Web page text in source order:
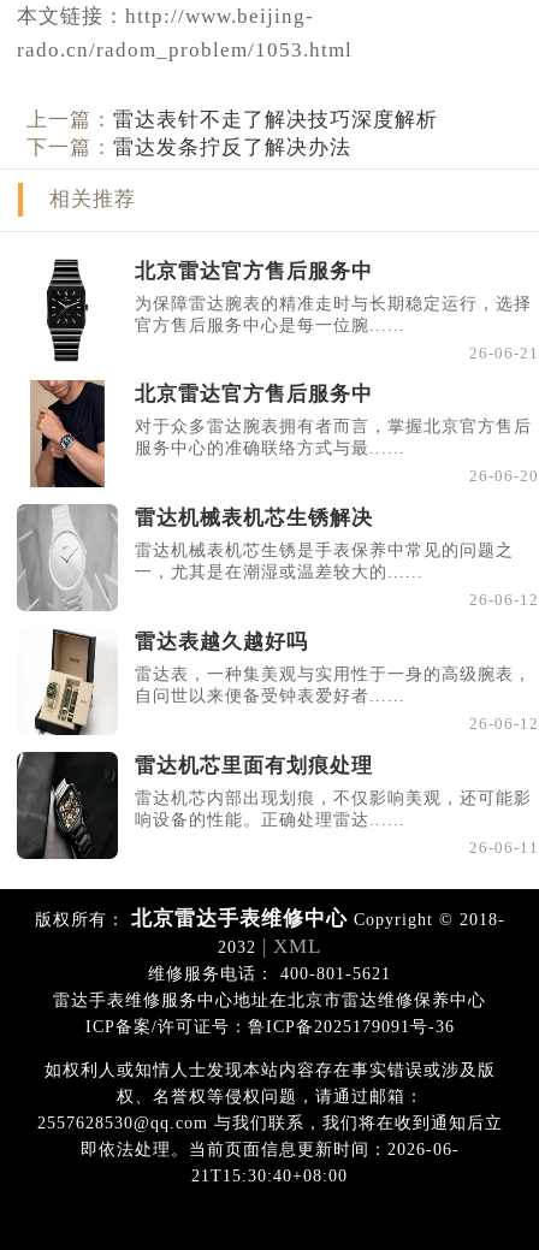
本文链接：http://www.beijing-
rado.cn/radom_problem/1053.html
上一篇：雷达表针不走了解决技巧深度解析
下一篇：雷达发条拧反了解决办法
相关推荐
北京雷达官方售后服务中
为保障雷达腕表的精准走时与长期稳定运行，选择
官方售后服务中心是每一位腕......
26-06-21
北京雷达官方售后服务中
对于众多雷达腕表拥有者而言，掌握北京官方售后
服务中心的准确联络方式与最......
26-06-20
雷达机械表机芯生锈解决
雷达机械表机芯生锈是手表保养中常见的问题之
一，尤其是在潮湿或温差较大的......
26-06-12
雷达表越久越好吗
雷达表，一种集美观与实用性于一身的高级腕表，
自问世以来便备受钟表爱好者......
26-06-12
雷达机芯里面有划痕处理
雷达机芯内部出现划痕，不仅影响美观，还可能影
响设备的性能。正确处理雷达......
26-06-11
版权所有： 北京雷达手表维修中心Copyright © 2018-
2032 | XML
维修服务电话： 400-801-5621
雷达手表维修服务中心地址在北京市雷达维修保养中心
ICP备案/许可证号：鲁ICP备2025179091号-36
如权利人或知情人士发现本站内容存在事实错误或涉及版
权、名誉权等侵权问题，请通过邮箱：
2557628530@qq.com 与我们联系，我们将在收到通知后立
即依法处理。当前页面信息更新时间：2026-06-
21T15:30:40+08:00